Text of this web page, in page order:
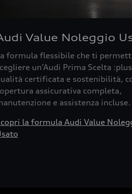
Value Noleggio
formula flessibile che ti
un’Audi Prima Scelta
certificata e sostenibilità,
assicurativa completa,
e assistenza incluse.
la formula Audi Value